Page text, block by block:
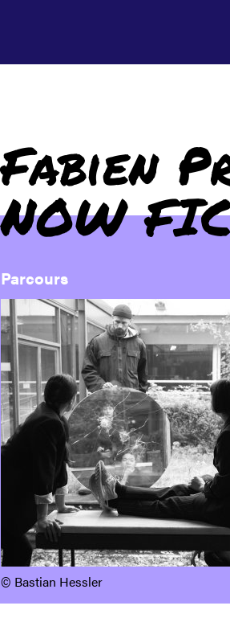
Fabien
NOW
Parcours
©️ Bastian Hessler